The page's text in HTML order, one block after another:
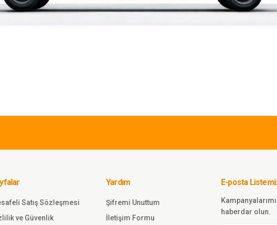
Gönder
Satış Sözleşmesi
ve Güvenlik
Yardım
Şifremi Unuttum
İletişim Formu
E-posta
haberdar olun.